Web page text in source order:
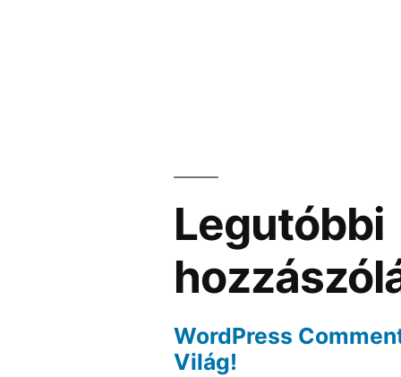
Legutóbbi
WordPress
Világ!